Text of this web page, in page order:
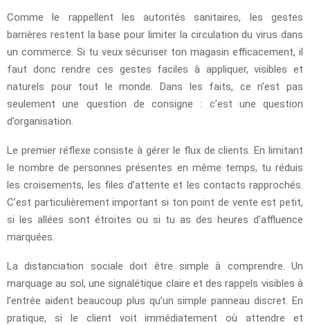
Comme le rappellent les autorités sanitaires, les gestes
barrières restent la base pour limiter la circulation du virus dans
un commerce. Si tu veux sécuriser ton magasin efficacement, il
faut donc rendre ces gestes faciles à appliquer, visibles et
naturels pour tout le monde. Dans les faits, ce n’est pas
seulement une question de consigne : c’est une question
d’organisation.
Le premier réflexe consiste à gérer le flux de clients. En limitant
le nombre de personnes présentes en même temps, tu réduis
les croisements, les files d’attente et les contacts rapprochés.
C’est particulièrement important si ton point de vente est petit,
si les allées sont étroites ou si tu as des heures d’affluence
marquées.
La distanciation sociale doit être simple à comprendre. Un
marquage au sol, une signalétique claire et des rappels visibles à
l’entrée aident beaucoup plus qu’un simple panneau discret. En
pratique, si le client voit immédiatement où attendre et